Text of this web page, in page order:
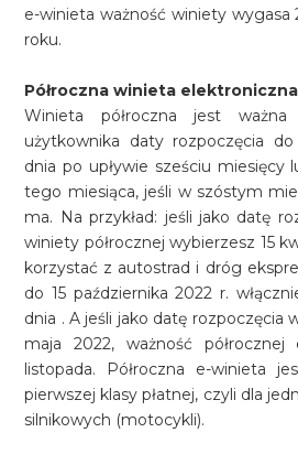
e-winieta ważność winiety
roku.
Półroczna winieta elektroniczna
Winieta półroczna jest
użytkownika daty rozpoczęcia
dnia po upływie sześciu miesięcy
tego miesiąca, jeśli w szóstym
ma. Na przykład: jeśli jako datę
winiety półrocznej wybierzesz 15
korzystać z autostrad i dróg
do 15 października 2022 r.
dnia . A jeśli jako datę rozpoczęcia
maja 2022, ważność
listopada. Półroczna e-winieta
pierwszej klasy płatnej, czyli dla
silnikowych (motocykli).